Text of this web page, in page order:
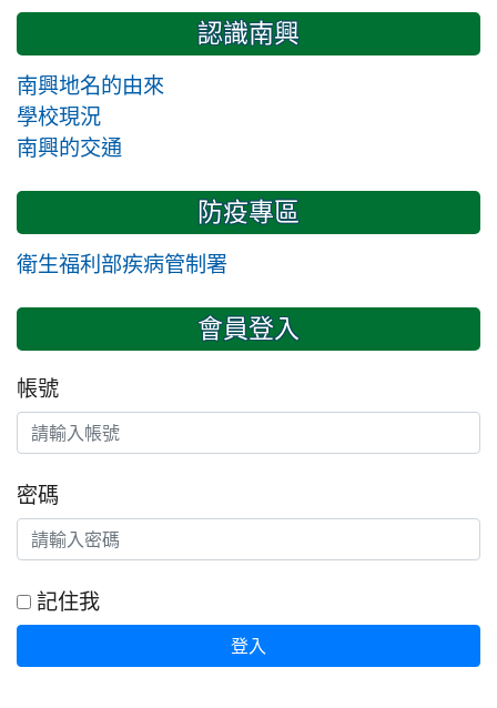
認識南興
南興地名的由來
學校現況
南興的交通
防疫專區
衛生福利部疾病管制署
會員登入
帳號
密碼
記住我
登入